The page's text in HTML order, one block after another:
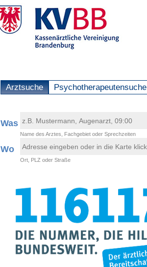
Arztsuche Psychotherapeutensuche
Was
Name des Arztes, Fachgebiet oder Sprechzeiten
Wo
Ort, PLZ oder Straße